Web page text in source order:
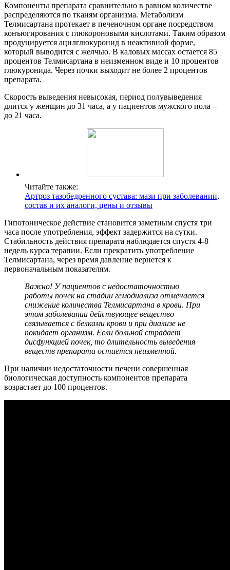
Компоненты препарата сравнительно в равном количестве
распределяются по тканям организма. Метаболизм
Телмисартана протекает в печеночном органе посредством
конъюгирования с глюкороновыми кислотами. Таким образом
продуцируется ацилглюкуронид в неактивной форме,
который выводится с желчью. В каловых массах остается 85
процентов Телмисартана в неизменном виде и 10 процентов
глюкуронида. Через почки выходит не более 2 процентов
препарата.
Скорость выведения невысокая, период полувыведения
длится у женщин до 31 часа, а у пациентов мужского пола –
до 21 часа.
Читайте также:
Артроз тазобедренного сустава: мази при заболевании,
состав и их аналоги, цены и отзывы
Гипотоническое действие становится заметным спустя три
часа после употребления, эффект задержится на сутки.
Стабильность действия препарата наблюдается спустя 4-8
недель курса терапии. Если прекратить употребление
Телмисартана, через время давление вернется к
первоначальным показателям.
Важно! У пациентов с недостаточностью
работы почек на стадии гемодиализа отмечается
снижение количества Телмисартана в крови. При
этом заболевании действующее вещество
связывается с белками крови и при диализе не
покидает организм. Если больной страдает
дисфункцией почек, то длительность выведения
веществ препарата остается неизменной.
При наличии недостаточности печени совершенная
биологическая доступность компонентов препарата
возрастает до 100 процентов.